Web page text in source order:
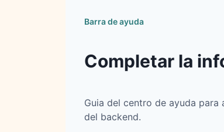
Barra de ayuda
Completar la
Guia del centro de ayuda para
del backend.